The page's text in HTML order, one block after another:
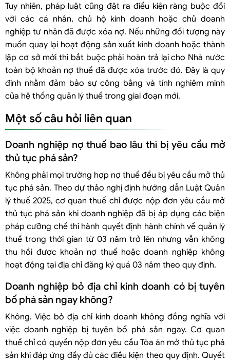
Tuy nhiên, pháp luật cũng đặt ra điều kiện ràng buộc đối
với các cá nhân, chủ hộ kinh doanh hoặc chủ doanh
nghiệp tư nhân đã được xóa nợ. Nếu những đối tượng này
muốn quay lại hoạt động sản xuất kinh doanh hoặc thành
lập cơ sở mới thì bắt buộc phải hoàn trả lại cho Nhà nước
toàn bộ khoản nợ thuế đã được xóa trước đó. Đây là quy
định nhằm đảm bảo sự công bằng và tính nghiêm minh
của hệ thống quản lý thuế trong giai đoạn mới.
Một số câu hỏi liên quan
Doanh nghiệp nợ thuế bao lâu thì bị yêu cầu mở
thủ tục phá sản?
Không phải mọi trường hợp nợ thuế đều bị yêu cầu mở thủ
tục phá sản. Theo dự thảo nghị định hướng dẫn Luật Quản
lý thuế 2025, cơ quan thuế chỉ được nộp đơn yêu cầu mở
thủ tục phá sản khi doanh nghiệp đã bị áp dụng các biện
pháp cưỡng chế thi hành quyết định hành chính về quản lý
thuế trong thời gian từ 03 năm trở lên nhưng vẫn không
thu hồi được khoản nợ thuế hoặc doanh nghiệp không
hoạt động tại địa chỉ đăng ký quá 03 năm theo quy định.
Doanh nghiệp bỏ địa chỉ kinh doanh có bị tuyên
bố phá sản ngay không?
Không. Việc bỏ địa chỉ kinh doanh không đồng nghĩa với
việc doanh nghiệp bị tuyên bố phá sản ngay. Cơ quan
thuế chỉ có quyền nộp đơn yêu cầu Tòa án mở thủ tục phá
sản khi đáp ứng đầy đủ các điều kiện theo quy định. Quyết